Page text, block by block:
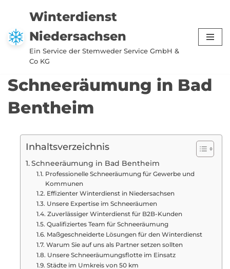
Zum
Inhalt
springen
Winterdienst
Niedersachsen
Ein Service der Stemweder Service GmbH &
Co KG
Schneeräumung in Bad
Bentheim
Inhaltsverzeichnis
Schneeräumung in Bad Bentheim
Professionelle Schneeräumung für Gewerbe und
Kommunen
Effizienter Winterdienst in Niedersachsen
Unsere Expertise im Schneeräumen
Zuverlässiger Winterdienst für B2B-Kunden
Qualifiziertes Team für Schneeräumung
Maßgeschneiderte Lösungen für den Winterdienst
Warum Sie auf uns als Partner setzen sollten
Unsere Schneeräumungsflotte im Einsatz
Städte im Umkreis von 50 km